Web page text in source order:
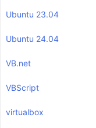
Ubuntu 23.04
Ubuntu 24.04
VB.net
VBScript
virtualbox